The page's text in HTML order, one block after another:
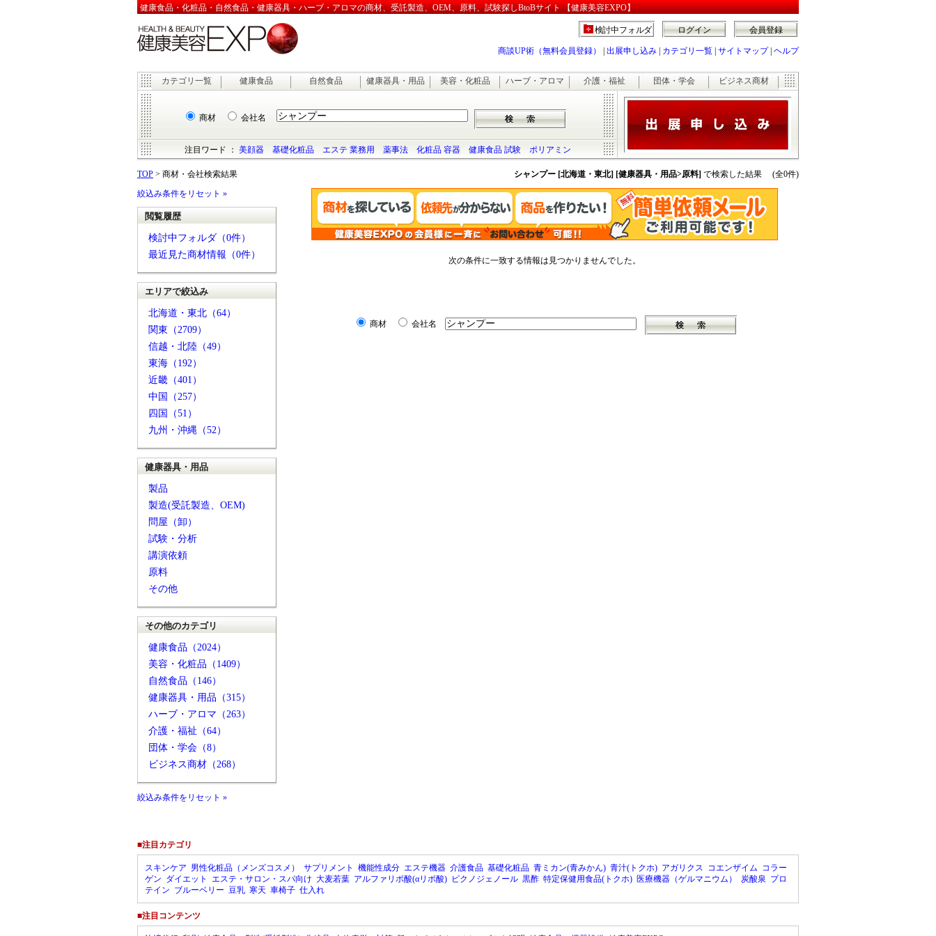
健康食品・化粧品・自然食品・健康器具・ハーブ・アロマの商材、受託製造、OEM、原料、試験探しBtoBサイト 【健康美容EXPO】
会員登録
ログイン
検討中フォルダ
商談UP術（無料会員登録） 出展申し込み カテゴリ一覧 サイトマップ| ヘルプ
カテゴリ一覧 健康食品 自然食品 健康器具・用品 美容・化粧品 ハーブ・アロマ 介護・福祉 団体・学会 ビジネス商材
商材 会社名
注目ワード ：美顔器 基礎化粧品 エステ 業務用 薬事法 化粧品 容器 健康食品 試験 ポリアミン
TOP > 商材・会社検索結果 シャンプー [北海道・東北] [健康器具・用品>原料] で検索した結果 (全0件)
絞込み条件をリセット »
閲覧履歴
検討中フォルダ（0件）
最近見た商材情報（0件）
エリアで絞込み
北海道・東北（64）
関東（2709）
信越・北陸（49）
東海（192）
近畿（401）
中国（257）
四国（51）
九州・沖縄（52）
健康器具・用品
製品
製造(受託製造、OEM)
問屋（卸）
試験・分析
講演依頼
原料
その他
その他のカテゴリ
健康食品（2024）
美容・化粧品（1409）
自然食品（146）
健康器具・用品（315）
ハーブ・アロマ（263）
介護・福祉（64）
団体・学会（8）
ビジネス商材（268）
絞込み条件をリセット »
次の条件に一致する情報は見つかりませんでした。
商材 会社名
■注目カテゴリ
スキンケア 男性化粧品（メンズコスメ） サプリメント 機能性成分 エステ機器 介護食品 基礎化粧品 青ミカン(青みかん) 青汁(トクホ) アガリクス コエンザイム コラー
ゲン ダイエット エステ・サロン・スパ向け 大麦若葉 アルファリポ酸(αリポ酸) ピクノジェノール 黒酢 特定保健用食品(トクホ) 医療機器（ゲルマニウム） 炭酸泉 プロ
テイン ブルーベリー 豆乳 寒天 車椅子 仕入れ
■注目コンテンツ